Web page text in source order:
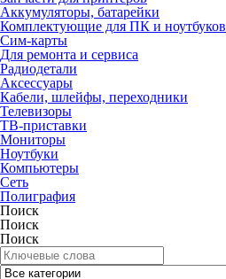
Аккумуляторы, батарейки
Комплектующие для ПК и ноутбуков
Сим-карты
Для ремонта и сервиса
Радиодетали
Аксессуары
Кабели, шлейфы, переходники
Телевизоры
ТВ-приставки
Мониторы
Ноутбуки
Компьютеры
Сеть
Полиграфия
Поиск
Поиск
Поиск